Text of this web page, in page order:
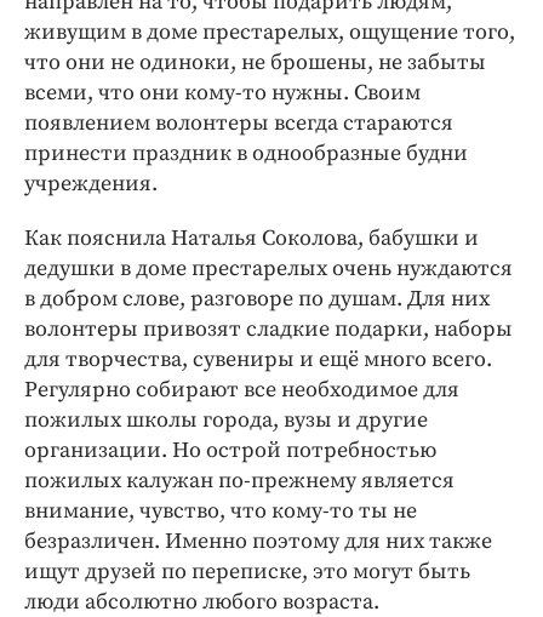
живущим в доме престарелых, ощущение того,
что они не одиноки, не брошены, не забыты
всеми, что они кому-то нужны. Своим
появлением волонтеры всегда стараются
принести праздник в однообразные будни
учреждения.
Как пояснила Наталья Соколова, бабушки и
дедушки в доме престарелых очень нуждаются
в добром слове, разговоре по душам. Для них
волонтеры привозят сладкие подарки, наборы
для творчества, сувениры и ещё много всего.
Регулярно собирают все необходимое для
пожилых школы города, вузы и другие
организации. Но острой потребностью
пожилых калужан по-прежнему является
внимание, чувство, что кому-то ты не
безразличен. Именно поэтому для них также
ищут друзей по переписке, это могут быть
люди абсолютно любого возраста.